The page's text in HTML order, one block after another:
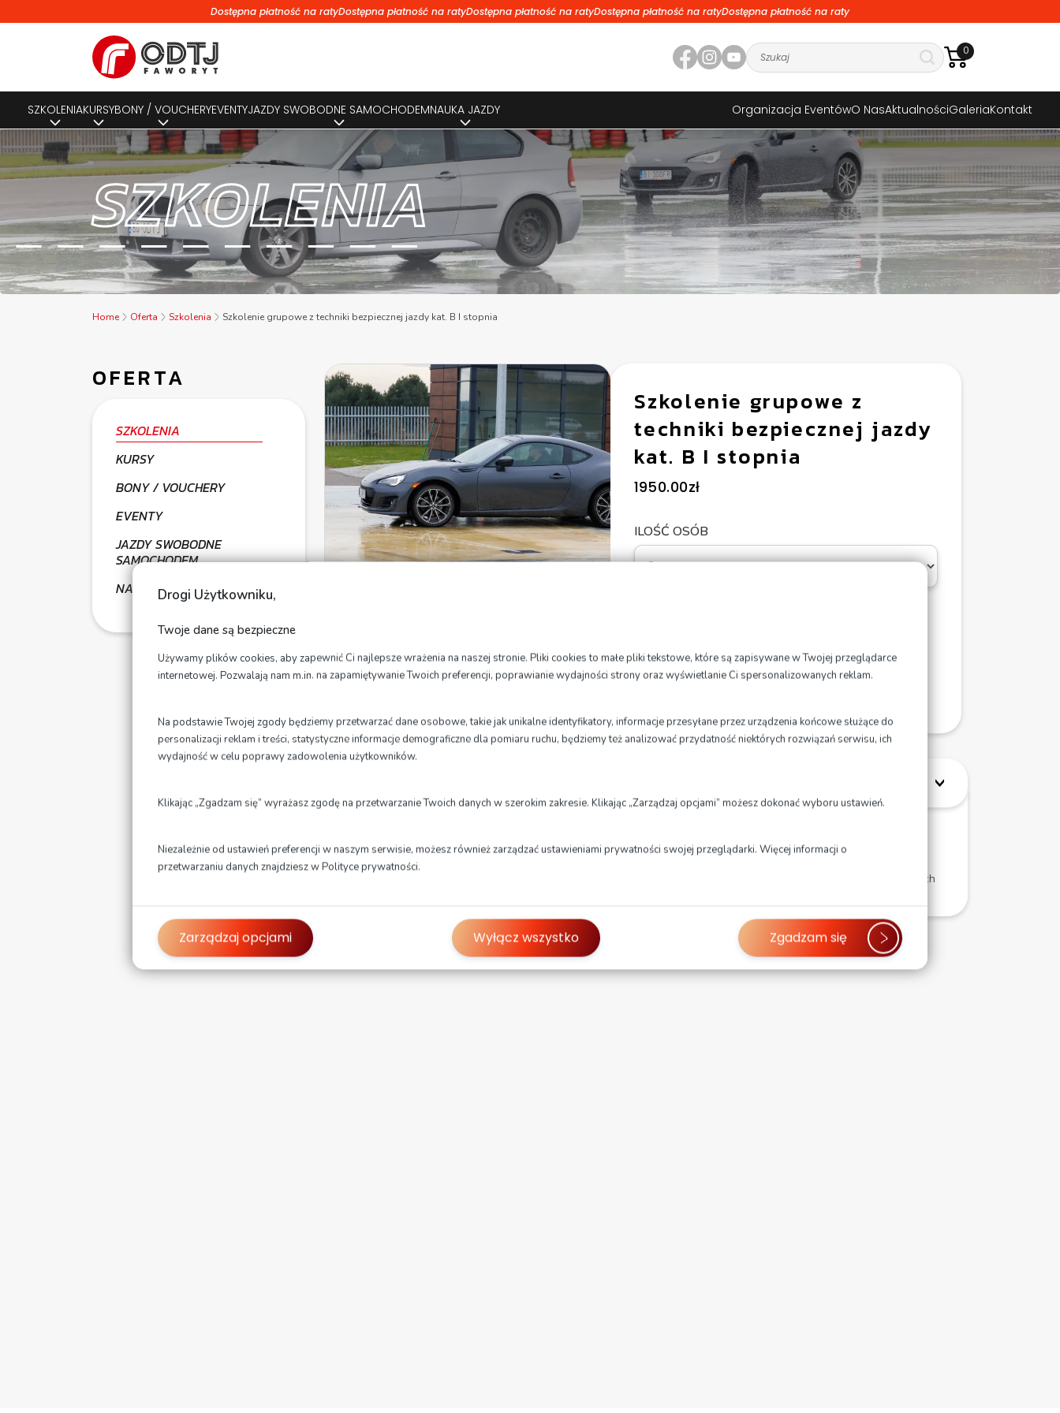
Drogi Użytkowniku,
Twoje dane są bezpieczne
Używamy plików cookies, aby zapewnić Ci najlepsze wrażenia na naszej stronie. Pliki cookies to małe pliki tekstowe, które są zapisywane w Twojej przeglądarce
internetowej. Pozwalają nam m.in. na zapamiętywanie Twoich preferencji, poprawianie wydajności strony oraz wyświetlanie Ci spersonalizowanych reklam.
Na podstawie Twojej zgody będziemy przetwarzać dane osobowe, takie jak unikalne identyfikatory, informacje przesyłane przez urządzenia końcowe służące do
personalizacji reklam i treści, statystyczne informacje demograficzne dla pomiaru ruchu, będziemy też analizować przydatność niektórych rozwiązań serwisu, ich
wydajność w celu poprawy zadowolenia użytkowników.
Klikając „Zgadzam się” wyrażasz zgodę na przetwarzanie Twoich danych w szerokim zakresie. Klikając „Zarządzaj opcjami” możesz dokonać wyboru ustawień.
Niezależnie od ustawień preferencji w naszym serwisie, możesz również zarządzać ustawieniami prywatności swojej przeglądarki. Więcej informacji o
przetwarzaniu danych znajdziesz w Polityce prywatności.
Zarządzaj opcjami Wyłącz wszystko Zgadzam się
Dostępna płatność na ratyDostępna płatność na ratyDostępna płatność na ratyDostępna płatność na ratyDostępna płatność na raty
0
SZKOLENIAKURSYBONY / VOUCHERYEVENTYJAZDY SWOBODNE SAMOCHODEMNAUKA JAZDY Organizacja EventówO NasAktualnościGaleriaKontakt
SZKOLENIA
Home Oferta Szkolenia Szkolenie grupowe z techniki bezpiecznej jazdy kat. B I stopnia
OFERTA
SZKOLENIA
KURSY
BONY / VOUCHERY
EVENTY
JAZDY SWOBODNE
SAMOCHODEM
NAUKA JAZDY
Szkolenie grupowe z
techniki bezpiecznej jazdy
kat. B I stopnia
1950.00zł
ILOŚĆ OSÓB
3-godzinne zajęcia grupowe (od 3 do 5 osób)
Odbywa się na samochodach osób szkolonych i obejmuje 1 godzinę zajęć teoretycznych i 2 godziny zajęć praktycznych